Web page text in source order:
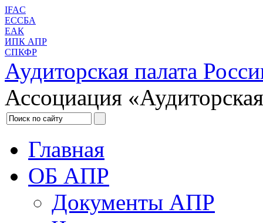
IFAC
ЕССБА
ЕАК
ИПК АПР
СПКФР
Аудиторская палата
Ассоциация
Главная
ОБ АПР
Документы АПР